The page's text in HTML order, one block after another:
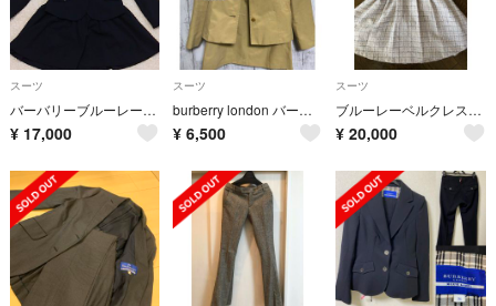
スーツ
バーバリーブルーレーベル セットアップスーツ
¥ 17,000
スーツ
burberry london バーバリーロンドン セットアップ 週末価格
¥ 6,500
スーツ
ブルーレーベルクレストブリッジ フォーマルスーツ ツイードセットアップ
¥ 20,000